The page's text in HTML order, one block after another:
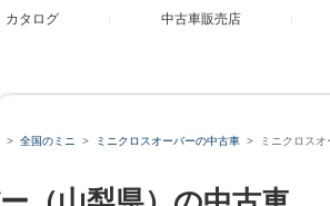
カタログ 中古車販売店
全国のミニ ミニクロスオーバーの中古車 ミニクロス